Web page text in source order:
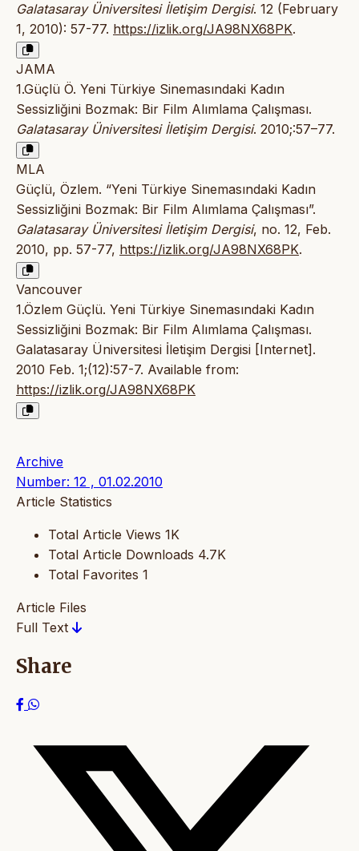
Galatasaray Üniversitesi İletişim Dergisi. 12 (February
1, 2010): 57-77. https://izlik.org/JA98NX68PK.
JAMA
1.Güçlü Ö. Yeni Türkiye Sinemasındaki Kadın
Sessizliğini Bozmak: Bir Film Alımlama Çalışması.
Galatasaray Üniversitesi İletişim Dergisi. 2010;:57–77.
MLA
Güçlü, Özlem. “Yeni Türkiye Sinemasındaki Kadın
Sessizliğini Bozmak: Bir Film Alımlama Çalışması”.
Galatasaray Üniversitesi İletişim Dergisi, no. 12, Feb.
2010, pp. 57-77, https://izlik.org/JA98NX68PK.
Vancouver
1.Özlem Güçlü. Yeni Türkiye Sinemasındaki Kadın
Sessizliğini Bozmak: Bir Film Alımlama Çalışması.
Galatasaray Üniversitesi İletişim Dergisi [Internet].
2010 Feb. 1;(12):57-7. Available from:
https://izlik.org/JA98NX68PK
Archive
Number: 12 , 01.02.2010
Article Statistics
Total Article Views 1K
Total Article Downloads 4.7K
Total Favorites 1
Article Files
Full Text
Share